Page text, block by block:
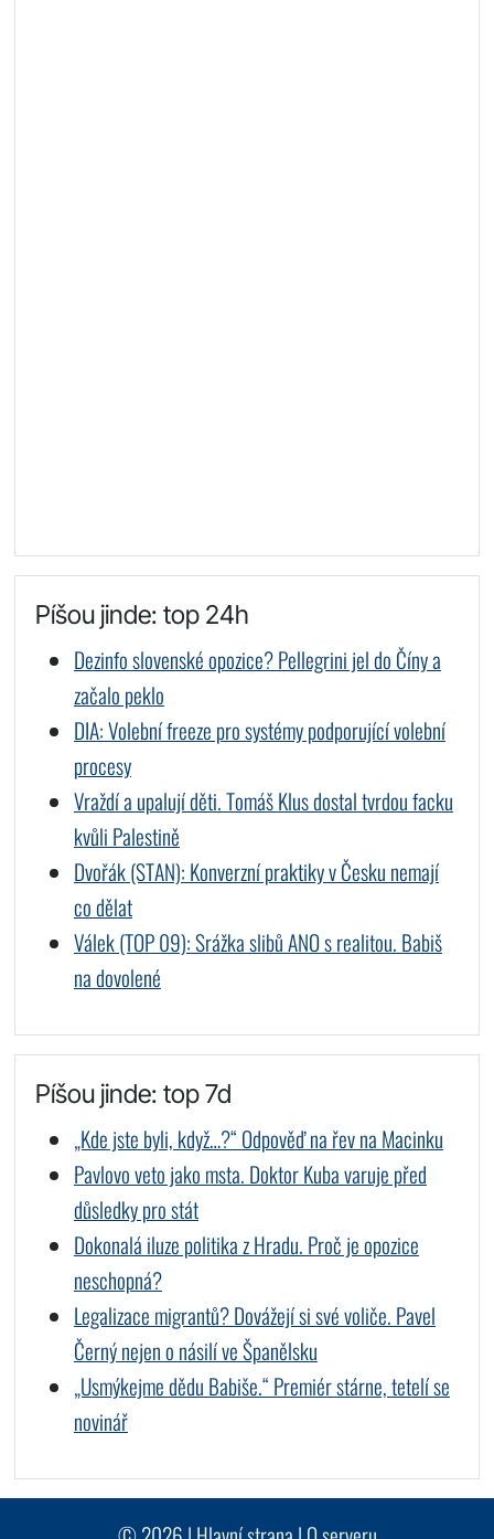
Píšou jinde: top 24h
Dezinfo slovenské opozice? Pellegrini jel do Číny a
začalo peklo
DIA: Volební freeze pro systémy podporující volební
procesy
Vraždí a upalují děti. Tomáš Klus dostal tvrdou facku
kvůli Palestině
Dvořák (STAN): Konverzní praktiky v Česku nemají
co dělat
Válek (TOP 09): Srážka slibů ANO s realitou. Babiš
na dovolené
Píšou jinde: top 7d
„Kde jste byli, když…?“ Odpověď na řev na Macinku
Pavlovo veto jako msta. Doktor Kuba varuje před
důsledky pro stát
Dokonalá iluze politika z Hradu. Proč je opozice
neschopná?
Legalizace migrantů? Dovážejí si své voliče. Pavel
Černý nejen o násilí ve Španělsku
„Usmýkejme dědu Babiše.“ Premiér stárne, tetelí se
novinář